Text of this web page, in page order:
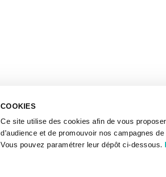
COOKIES
Ce site utilise des cookies afin de vous
d’audience et de promouvoir nos campagnes
Vous pouvez paramétrer leur dépôt ci-dessous.